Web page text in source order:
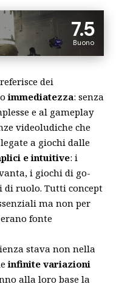
7.5
Buono
dei
immediatezza: senza
e al gameplay
videoludiche che
a giochi dalle
e intuitive: i
i giochi di go-
ruolo. Tutti concept
ma non per
fonte
stava non nella
infinite variazioni
alla loro base la